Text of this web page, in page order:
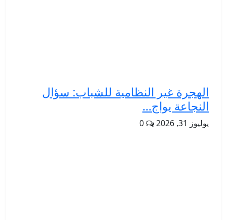
الهجرة غير النظامية للشباب: سؤال
النجاعة يواج...
يوليوز 31, 2026 0